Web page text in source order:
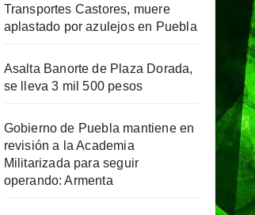
Transportes Castores, muere
aplastado por azulejos en Puebla
Asalta Banorte de Plaza Dorada,
se lleva 3 mil 500 pesos
Gobierno de Puebla mantiene en
revisión a la Academia
Militarizada para seguir
operando: Armenta